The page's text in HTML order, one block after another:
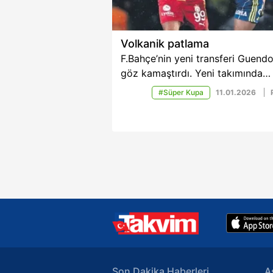
Volkanik patlama
F.Bahçe’nin yeni transferi
göz kamaştırdı. Yeni takımında
kariyerine golle başlayan Fransız
oyuncu Süper Kupa’nın
#Süper Kupa 11.01.2026